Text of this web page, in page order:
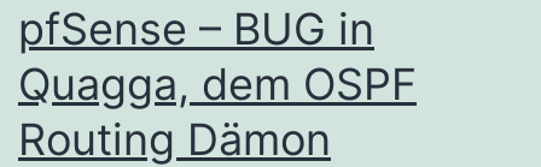
pfSense – BUG in
Quagga, dem OSPF
Routing Dämon